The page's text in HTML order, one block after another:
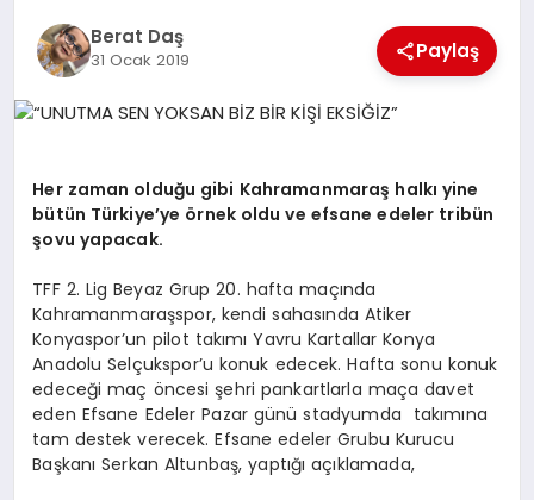
KÜNYE
NURHAK
Berat Daş
31 Ocak 2019 Paylaş
Her zaman olduğu gibi Kahramanmaraş halkı yine
bütün Türkiye’ye örnek oldu ve efsane edeler tribün
şovu yapacak.
TFF 2. Lig Beyaz Grup 20. hafta maçında
Kahramanmaraşspor, kendi sahasında Atiker
Konyaspor’un pilot takımı Yavru Kartallar Konya
Anadolu Selçukspor’u konuk edecek. Hafta sonu konuk
edeceği maç öncesi şehri pankartlarla maça davet
eden Efsane Edeler Pazar günü stadyumda takımına
tam destek verecek. Efsane edeler Grubu Kurucu
Başkanı Serkan Altunbaş, yaptığı açıklamada,